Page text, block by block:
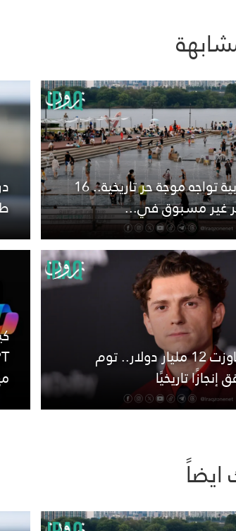
كوريا الجنوبية تواجه موجة حر تاريخية.. 16
غير مسبوق في...
بإيرادات تجاوزت 12 مليار دولار.. توم
تاريخيًا